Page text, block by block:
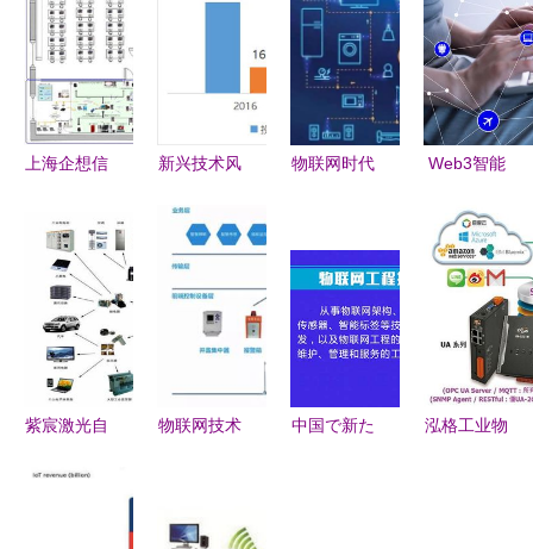
上海企想信
联网实验室
解决方案
新兴技术风
人 Gartner
曲线与物联
网风险资本
的博弈与思
物联网时代
战和技术变
革
Web3智能
技连接的未
来世界
紫宸激光自
物联网技术
桶的服务格
中国で新た
泓格工业物